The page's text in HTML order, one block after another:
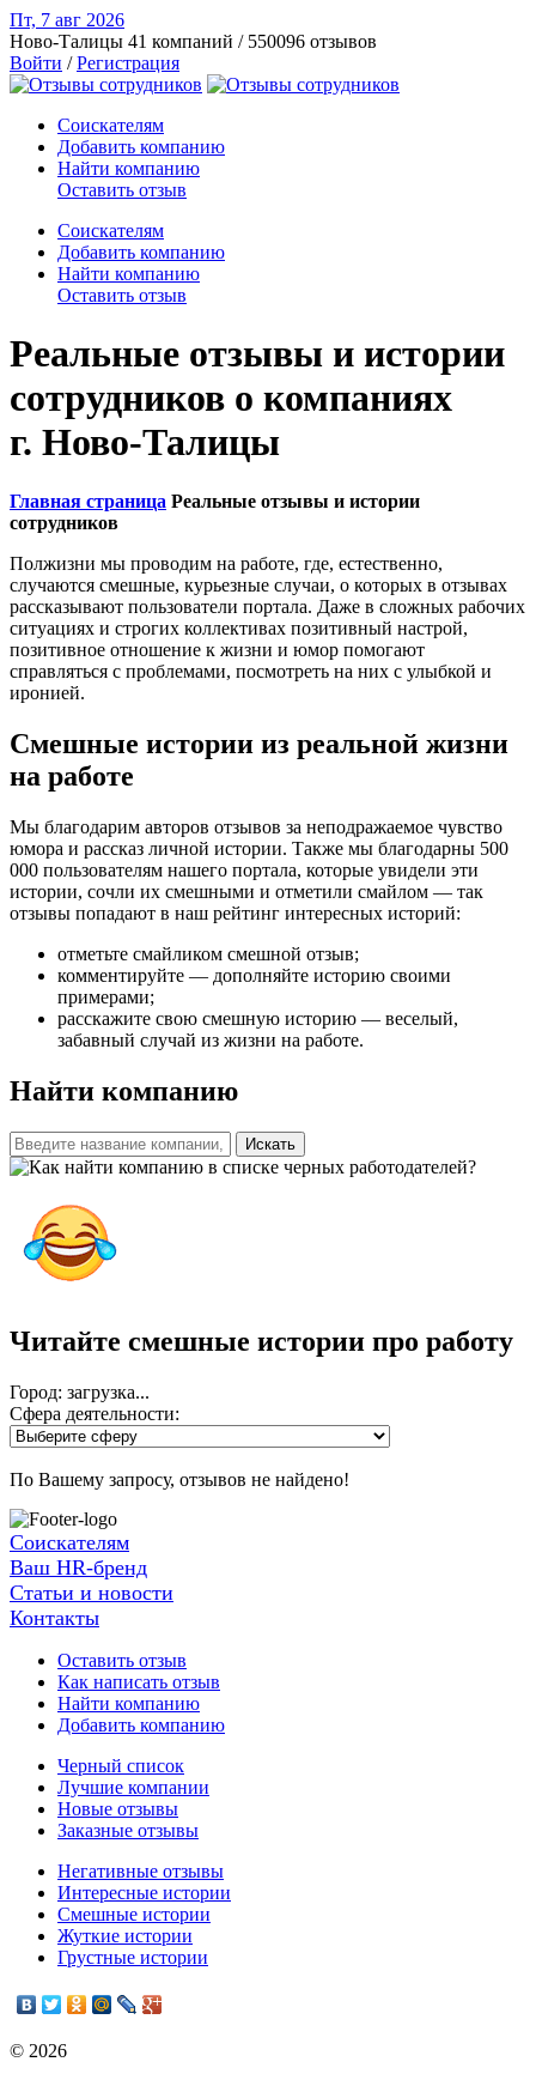
Пт, 7 авг 2026
Ново-Талицы 41 компаний / 550096 отзывов
Войти /Регистрация
Соискателям
Добавить компанию
Найти компанию
Оставить отзыв
Соискателям
Добавить компанию
Найти компанию
Оставить отзыв
Реальные отзывы и истории
сотрудников о компаниях
г. Ново-Талицы
Главная страница Реальные отзывы и истории
сотрудников
Полжизни мы проводим на работе, где, естественно,
случаются смешные, курьезные случаи, о которых в отзывах
рассказывают пользователи портала. Даже в сложных рабочих
ситуациях и строгих коллективах позитивный настрой,
позитивное отношение к жизни и юмор помогают
справляться с проблемами, посмотреть на них с улыбкой и
иронией.
Смешные истории из реальной жизни
на работе
Мы благодарим авторов отзывов за неподражаемое чувство
юмора и рассказ личной истории. Также мы благодарны 500
000 пользователям нашего портала, которые увидели эти
истории, сочли их смешными и отметили смайлом — так
отзывы попадают в наш рейтинг интересных историй:
отметьте смайликом смешной отзыв;
комментируйте — дополняйте историю своими
примерами;
расскажите свою смешную историю — веселый,
забавный случай из жизни на работе.
Найти компанию
Искать
Читайте смешные истории про работу
Город: загрузка...
Сфера деятельности:
По Вашему запросу, отзывов не найдено!
Соискателям
Ваш HR-бренд
Статьи и новости
Контакты
Оставить отзыв
Как написать отзыв
Найти компанию
Добавить компанию
Черный список
Лучшие компании
Новые отзывы
Заказные отзывы
Негативные отзывы
Интересные истории
Смешные истории
Жуткие истории
Грустные истории
© 2026